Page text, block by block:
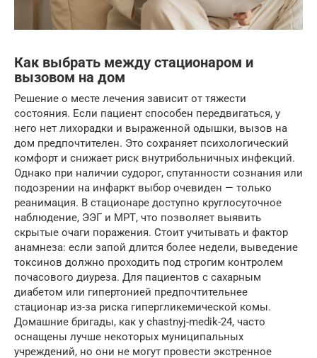
Как выбрать между стационаром и
вызовом на дом
Решение о месте лечения зависит от тяжести
состояния. Если пациент способен передвигаться, у
него нет лихорадки и выраженной одышки, вызов на
дом предпочтителен. Это сохраняет психологический
комфорт и снижает риск внутрибольничных инфекций.
Однако при наличии судорог, спутанности сознания или
подозрении на инфаркт выбор очевиден — только
реанимация. В стационаре доступно круглосуточное
наблюдение, ЭЭГ и МРТ, что позволяет выявить
скрытые очаги поражения. Стоит учитывать и фактор
анамнеза: если запой длится более недели, выведение
токсинов должно проходить под строгим контролем
почасового диуреза. Для пациентов с сахарным
диабетом или гипертонией предпочтительнее
стационар из-за риска гипергликемической комы.
Домашние бригады, как у chastnyj-medik-24, часто
оснащены лучше некоторых муниципальных
учреждений, но они не могут провести экстренное